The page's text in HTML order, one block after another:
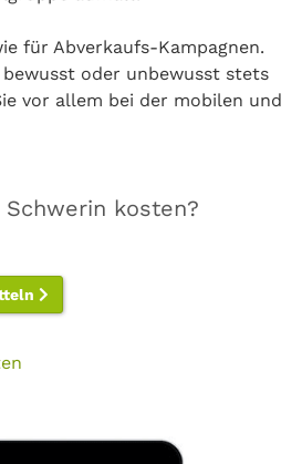
für Abverkaufs-Kampagnen.
oder unbewusst stets
vor allem bei der mobilen und
kosten?